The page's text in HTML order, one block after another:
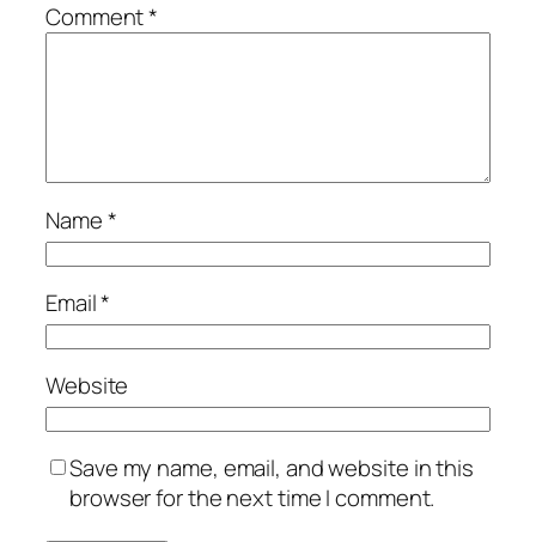
Comment*
Name*
Email*
Website
Save my name, email, and website in this
browser for the next time I comment.